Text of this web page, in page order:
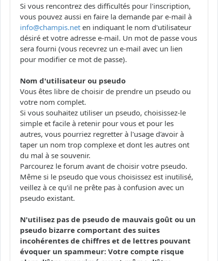
Si vous rencontrez des difficultés pour l'inscription,
vous pouvez aussi en faire la demande par e-mail à
info@champis.net en indiquant le nom d'utilisateur
désiré et votre adresse e-mail. Un mot de passe vous
sera fourni (vous recevrez un e-mail avec un lien
pour modifier ce mot de passe).
Nom d'utilisateur ou pseudo
Vous êtes libre de choisir de prendre un pseudo ou
votre nom complet.
Si vous souhaitez utiliser un pseudo, choisissez-le
simple et facile à retenir pour vous et pour les
autres, vous pourriez regretter à l'usage d'avoir à
taper un nom trop complexe et dont les autres ont
du mal à se souvenir.
Parcourez le forum avant de choisir votre pseudo.
Même si le pseudo que vous choisissez est inutilisé,
veillez à ce qu'il ne prête pas à confusion avec un
pseudo existant.
N'utilisez pas de pseudo de mauvais goût ou un
pseudo bizarre comportant des suites
incohérentes de chiffres et de lettres pouvant
évoquer un spammeur: Votre compte risque